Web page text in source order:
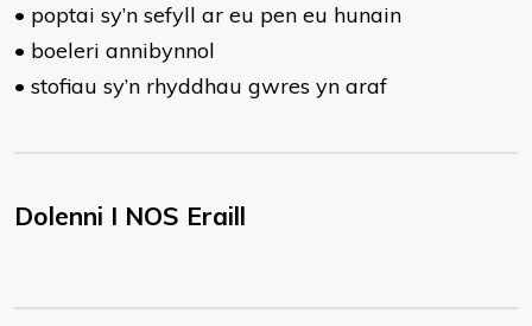
• poptai sy’n sefyll ar eu pen eu hunain
• boeleri annibynnol
• stofiau sy’n rhyddhau gwres yn araf
Dolenni I NOS Eraill